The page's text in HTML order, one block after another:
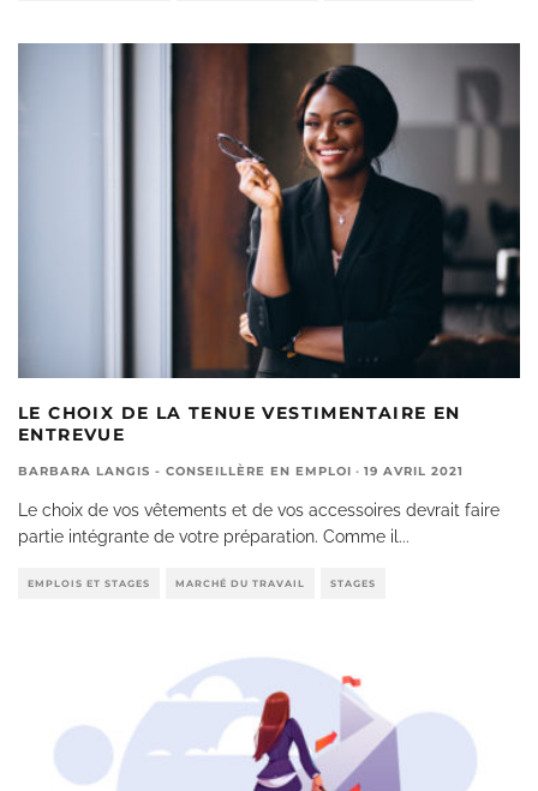
LE CHOIX DE LA TENUE VESTIMENTAIRE EN
ENTREVUE
BARBARA LANGIS - CONSEILLÈRE EN EMPLOI · 19 AVRIL 2021
Le choix de vos vêtements et de vos accessoires devrait faire
partie intégrante de votre préparation. Comme il ...
EMPLOIS ET STAGES MARCHÉ DU TRAVAIL STAGES